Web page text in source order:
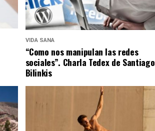
VIDA SANA
“Como nos manipulan las redes
sociales”. Charla Tedex de Santiago
Bilinkis